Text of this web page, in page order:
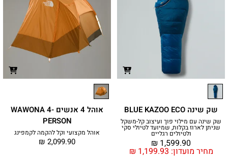
שק שינה BLUE KAZOO ECO
שק שינה עם מילוי פוך ועיצוב קל-משקל
שניתן לארוז בקלות, שמיועד לטיולי סקי
ולטיולים רגליים
מחיר מועדון: ₪ 1,199.93
₪ 1,599.90
אוהל 4 אנשים WAWONA 4-
PERSON
אוהל מקצועי וקל להקמה לקמפינג
₪ 2,099.90